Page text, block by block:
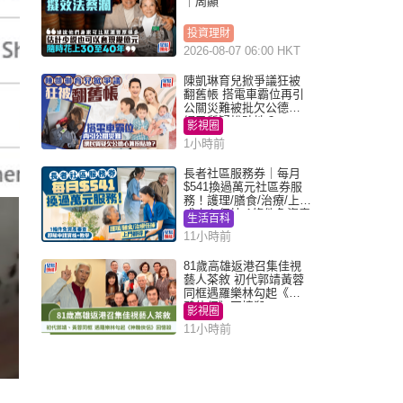
投資理財
2026-08-07 06:00 HKT
陳凱琳育兒掀爭議狂被
翻舊帳 搭電車霸位再引
公關災難被批欠公德心
網民質疑扮貼地？
影視圈
1小時前
長者社區服務券｜每月
$541換過萬元社區券服
務！護理/膳食/治療/上門
或中心任揀 1條件免資產
審查（附申請資格及教
學）
生活百科
11小時前
81歲高雄返港召集佳視
藝人茶敘 初代郭靖黃蓉
同框遇羅樂林勾起《神
鵰俠侶》回憶殺
影視圈
11小時前